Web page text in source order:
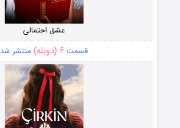
عشق احتمالی
قسمت ۶ (دوبله) منتشر شد